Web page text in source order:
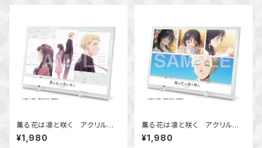
薫る花は凛と咲く アクリルビ
ジュアルボード Ver.A
¥1,980
薫る花は凛と咲く アクリルビ
ジュアルボード Ver.B
¥1,980